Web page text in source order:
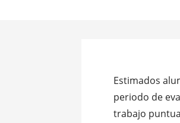
Estimados
periodo de
trabajo